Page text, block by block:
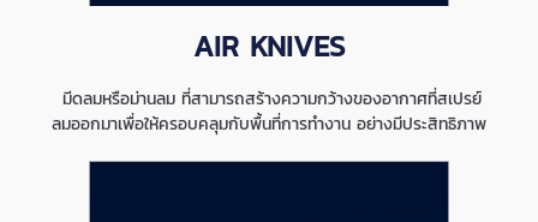
AIR KNIVES
มีดลมหรือม่านลม ที่สามารถสร้างความกว้างของอากาศที่สเปรย์
ลมออกมาเพื่อให้ครอบคลุมกับพื้นที่การทำงาน อย่างมีประสิทธิภาพ